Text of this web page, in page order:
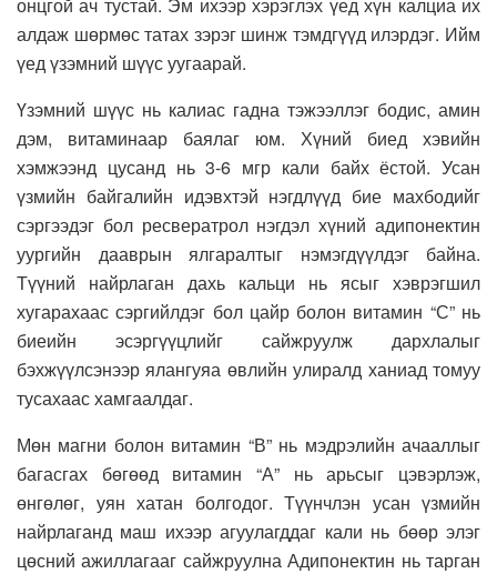
алдаж шөрмөс татах зэрэг шинж тэмдгүүд илэрдэг. Ийм
үед үзэмний шүүс уугаарай.
Үзэмний шүүс нь калиас гадна тэжээллэг бодис, амин
дэм, витаминаар баялаг юм. Хүний биед хэвийн
хэмжээнд цусанд нь 3-6 мгр кали байх ёстой. Усан
үзмийн байгалийн идэвхтэй нэгдлүүд бие махбодийг
сэргээдэг бол ресвератрол нэгдэл хүний адипонектин
уургийн дааврын ялгаралтыг нэмэгдүүлдэг байна.
Түүний найрлаган дахь кальци нь ясыг хэврэгшил
хугарахаас сэргийлдэг бол цайр болон витамин “С” нь
биеийн эсэргүүцлийг сайжруулж дархлалыг
бэхжүүлсэнээр ялангуяа өвлийн улиралд ханиад томуу
тусахаас хамгаалдаг.
Мөн магни болон витамин “В” нь мэдрэлийн ачааллыг
багасгах бөгөөд витамин “А” нь арьсыг цэвэрлэж,
өнгөлөг, уян хатан болгодог. Түүнчлэн усан үзмийн
найрлаганд маш ихээр агуулагддаг кали нь бөөр элэг
цөсний ажиллагааг сайжруулна Адипонектин нь тарган